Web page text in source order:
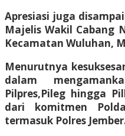
Apresiasi juga
Majelis Wakil Cabang
Kecamatan Wuluhan,
Menurutnya
dalam
Pilpres,Pileg hingga
dari komitmen
termasuk Polres